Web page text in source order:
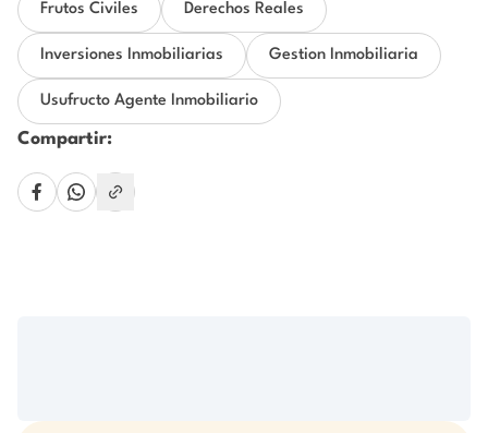
Frutos Civiles Derechos Reales
Inversiones Inmobiliarias Gestion Inmobiliaria
Usufructo Agente Inmobiliario
Compartir: